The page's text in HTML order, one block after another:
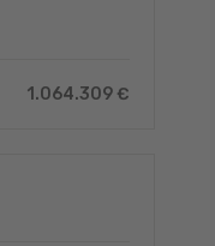
1.064.309 €